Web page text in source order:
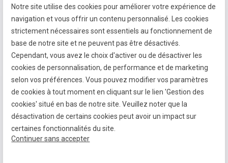
Pose de
fenêtres à
Dardilly
Pose de
fenêtres à
Francheville
Pose de
fenêtres à
Limonest
Mentions
légales
Politique de
confidentialité
Gestion
des
cookies
Plan du
Siret :79099460200015
Notre site utilise des cookies pour améliorer votre expérience de
navigation et vous offrir un contenu personnalisé. Les cookies
strictement nécessaires sont essentiels au fonctionnement de
base de notre site et ne peuvent pas être désactivés.
Cependant, vous avez le choix d'activer ou de désactiver les
cookies de personnalisation, de performance et de marketing
selon vos préférences. Vous pouvez modifier vos paramètres
de cookies à tout moment en cliquant sur le lien 'Gestion des
cookies' situé en bas de notre site. Veuillez noter que la
désactivation de certains cookies peut avoir un impact sur
certaines fonctionnalités du site.
Continuer sans accepter